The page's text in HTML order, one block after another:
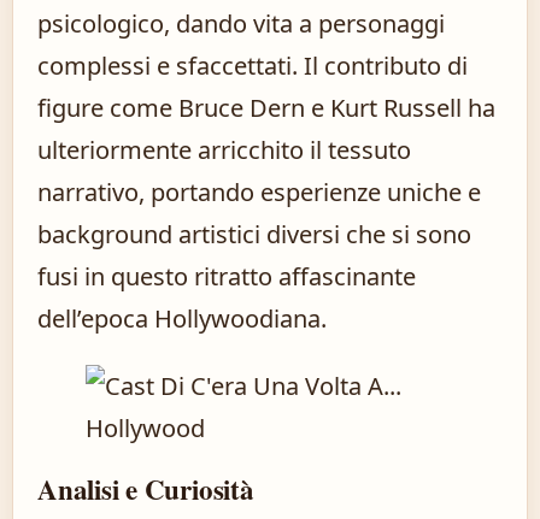
psicologico, dando vita a personaggi
complessi e sfaccettati. Il contributo di
figure come Bruce Dern e Kurt Russell ha
ulteriormente arricchito il tessuto
narrativo, portando esperienze uniche e
background artistici diversi che si sono
fusi in questo ritratto affascinante
dell’epoca Hollywoodiana.
Analisi e Curiosità